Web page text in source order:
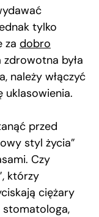
tylko
za dobro
była
należy włączyć
przed
styl życia”
Czy
którzy
ciężary
stomatologa,